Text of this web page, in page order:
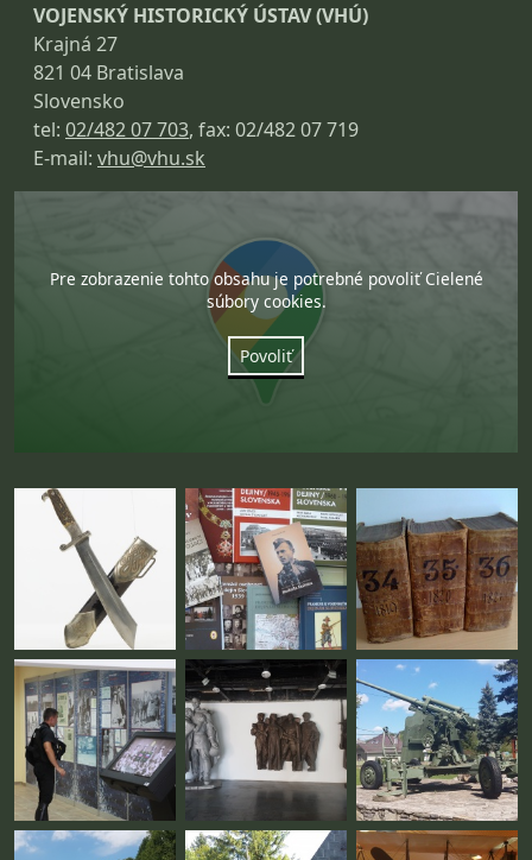
VOJENSKÝ HISTORICKÝ ÚSTAV (VHÚ)
Krajná 27
821 04 Bratislava
Slovensko
tel: 02/482 07 703, fax: 02/482 07 719
E-mail: vhu@vhu.sk
Pre zobrazenie tohto obsahu je potrebné povoliť Cielené
súbory cookies.
Povoliť
Fotogaléria